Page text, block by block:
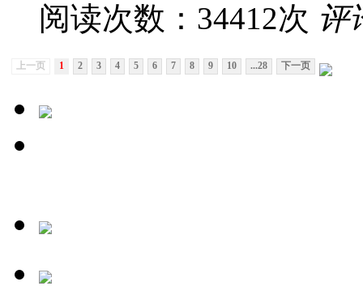
阅读次数：34412次 评
上一页 1 2 3 4 5 6 7 8 9 10 ...28 下一页